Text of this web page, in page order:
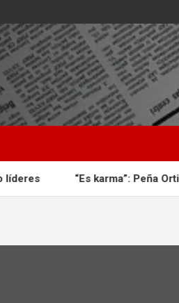
karma”: Peña Ortiz responde